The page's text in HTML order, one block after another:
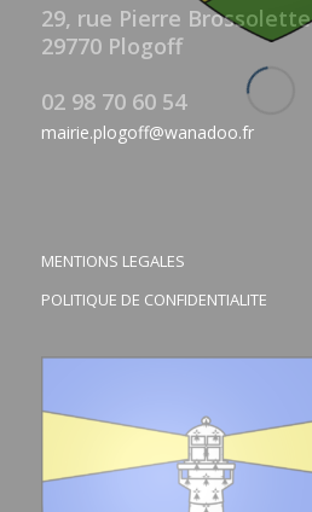
29, rue Pierre Brossolette
29770 Plogoff
02 98 70 60 54
mairie.plogoff@wanadoo.fr
MENTIONS LEGALES
POLITIQUE DE CONFIDENTIALITE